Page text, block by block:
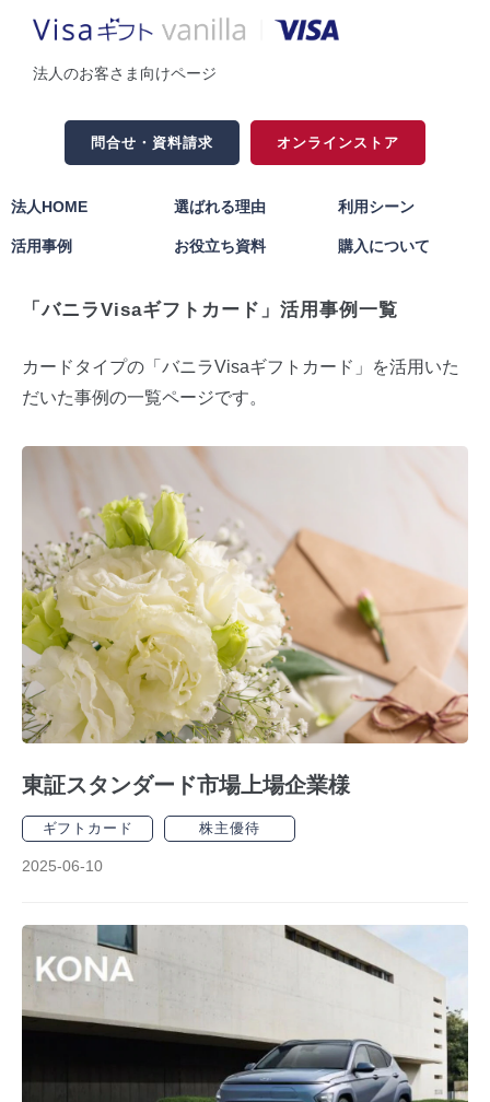
法人のお客さま向けページ
問合せ・資料請求 オンラインストア
法人HOME 選ばれる理由 利用シーン
活用事例 お役立ち資料 購入について
「バニラVisaギフトカード」活用事例一覧
カードタイプの「バニラVisaギフトカード」を活用いた
だいた事例の一覧ページです。
東証スタンダード市場上場企業様
ギフトカード 株主優待
2025-06-10